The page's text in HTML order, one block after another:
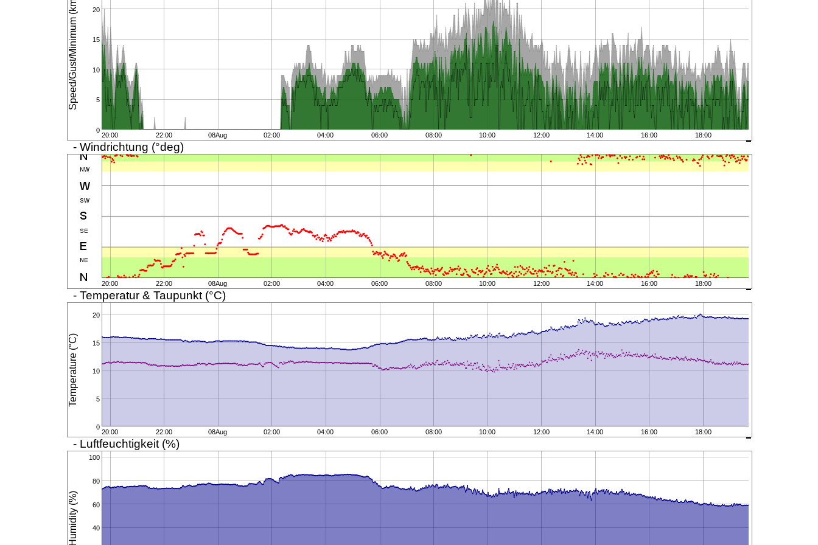
Speed/Gust/Minimum (km/h)
0
5
10
15
20
20:00 22:00 08Aug 02:00 04:00 06:00 08:00 10:00 12:00 14:00 16:00 18:00
- Windrichtung (°deg)
20:00 22:00 08Aug 02:00 04:00 06:00 08:00 10:00 12:00 14:00 16:00 18:00
- Temperatur & Taupunkt (°C)
Temperature (°C)
0
5
10
15
20
20:00 22:00 08Aug 02:00 04:00 06:00 08:00 10:00 12:00 14:00 16:00 18:00
- Luftfeuchtigkeit (%)
Humidity (%) 40
60
80
100